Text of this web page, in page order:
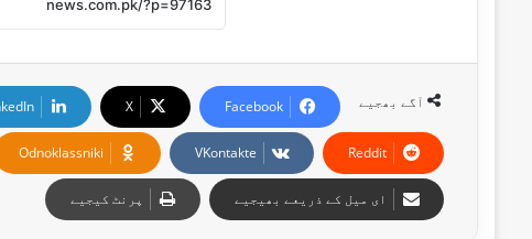
آگے بھجیے Facebook
X
Reddit
VKontakte
Odnoklassniki
ای میل کے ذریعے بھیجیے پرنٹ کیجیے